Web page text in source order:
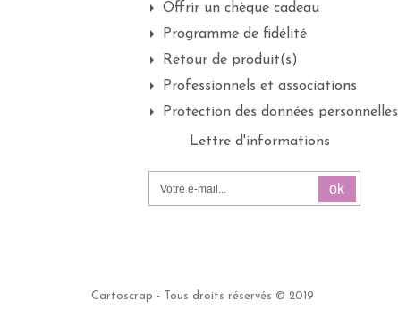
Offrir un chèque cadeau
Programme de fidélité
Retour de produit(s)
Professionnels et associations
Protection des données personnelles
Lettre d'informations
ok
Cartoscrap - Tous droits réservés © 2019